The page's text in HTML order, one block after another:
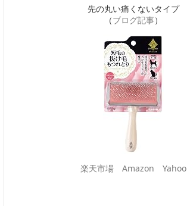
先の丸い痛くないタイプ
（ブログ記事）
楽天市場 Amazon
Yahoo